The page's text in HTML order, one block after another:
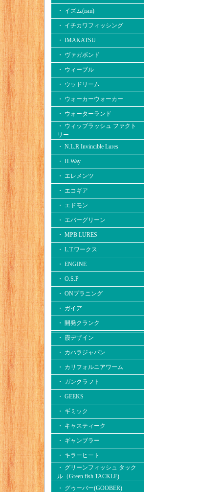
・ イズム(ism)
・ イチカワフィッシング
・ IMAKATSU
・ ヴァガボンド
・ ウィーブル
・ ウッドリーム
・ ウォーカーウォーカー
・ ウォーターランド
・ ウィップラッシュ ファクト
リー
・ N.L.R Invincible Lures
・ H.Way
・ エレメンツ
・ エコギア
・ エドモン
・ エバーグリーン
・ MPB LURES
・ L.T.ワークス
・ ENGINE
・ O.S.P
・ ONプラニング
・ ガイア
・ 開発クランク
・ 霞デザイン
・ カハラジャパン
・ カリフォルニアワーム
・ ガンクラフト
・ GEEKS
・ ギミック
・ キャスティーク
・ ギャンブラー
・ キラーヒート
・ グリーンフィッシュ タック
ル（Green fish TACKLE)
・ グゥーバー(GOOBER)